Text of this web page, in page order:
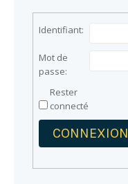
Identifiant:
Mot de
passe:
Rester
connecté
CONNEXION